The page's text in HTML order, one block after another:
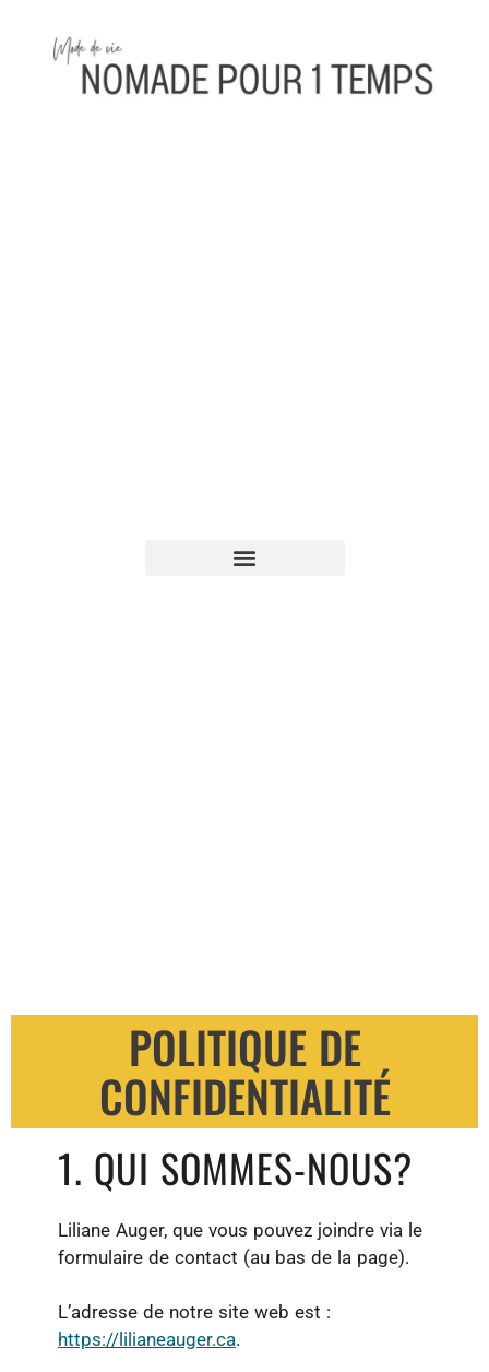
POLITIQUE DE
CONFIDENTIALITÉ
1. QUI SOMMES-NOUS?
Liliane Auger, que vous pouvez joindre via le
formulaire de contact (au bas de la page).
L’adresse de notre site web est :
https://lilianeauger.ca.